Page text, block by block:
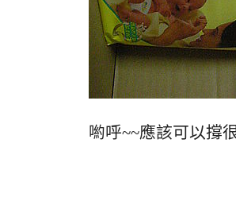
喲呼~~應該可以撐